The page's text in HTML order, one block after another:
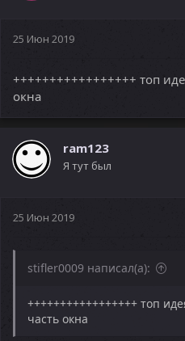
25 Июн 2019
+++++++++++++++++ топ
окна
ram123
Я тут был
25 Июн 2019
stifler0009 написал(а):
+++++++++++++++++ топ
часть окна